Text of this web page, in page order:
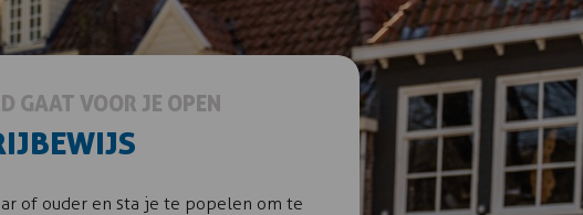
GAAT VOOR JE OPEN
of ouder en sta je te popelen om te